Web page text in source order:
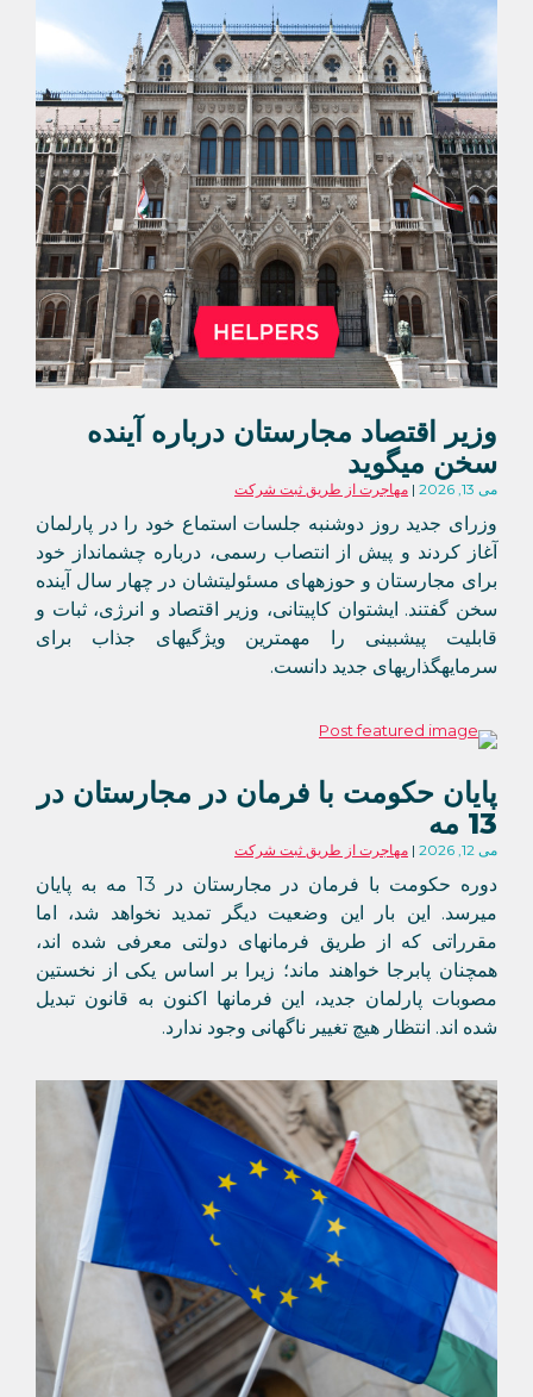
وزیر اقتصاد مجارستان درباره آینده
سخن میگوید
می 13, 2026 مهاجرت از طریق ثبت شرکت
وزرای جدید روز دوشنبه جلسات استماع خود را در پارلمان
آغاز کردند و پیش از انتصاب رسمی، درباره چشمانداز خود
برای مجارستان و حوزههای مسئولیتشان در چهار سال آینده
سخن گفتند. ایشتوان کاپیتانی، وزیر اقتصاد و انرژی، ثبات و
قابلیت پیشبینی را مهمترین ویژگیهای جذاب برای
سرمایهگذاریهای جدید دانست.
پایان حکومت با فرمان در مجارستان در
13 مه
می 12, 2026 مهاجرت از طریق ثبت شرکت
دوره حکومت با فرمان در مجارستان در 13 مه به پایان
میرسد. این بار این وضعیت دیگر تمدید نخواهد شد، اما
مقرراتی که از طریق فرمانهای دولتی معرفی شده اند،
همچنان پابرجا خواهند ماند؛ زیرا بر اساس یکی از نخستین
مصوبات پارلمان جدید، این فرمانها اکنون به قانون تبدیل
شده اند. انتظار هیچ تغییر ناگهانی وجود ندارد.